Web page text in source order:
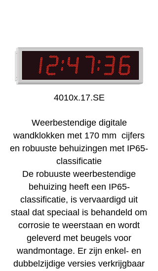
4010x.17.SE
Weerbestendige digitale
wandklokken met 170 mm cijfers
en robuuste behuizingen met IP65-
classificatie
De robuuste weerbestendige
behuizing heeft een IP65-
classificatie, is vervaardigd uit
staal dat speciaal is behandeld om
corrosie te weerstaan en wordt
geleverd met beugels voor
wandmontage. Er zijn enkel- en
dubbelzijdige versies verkrijgbaar